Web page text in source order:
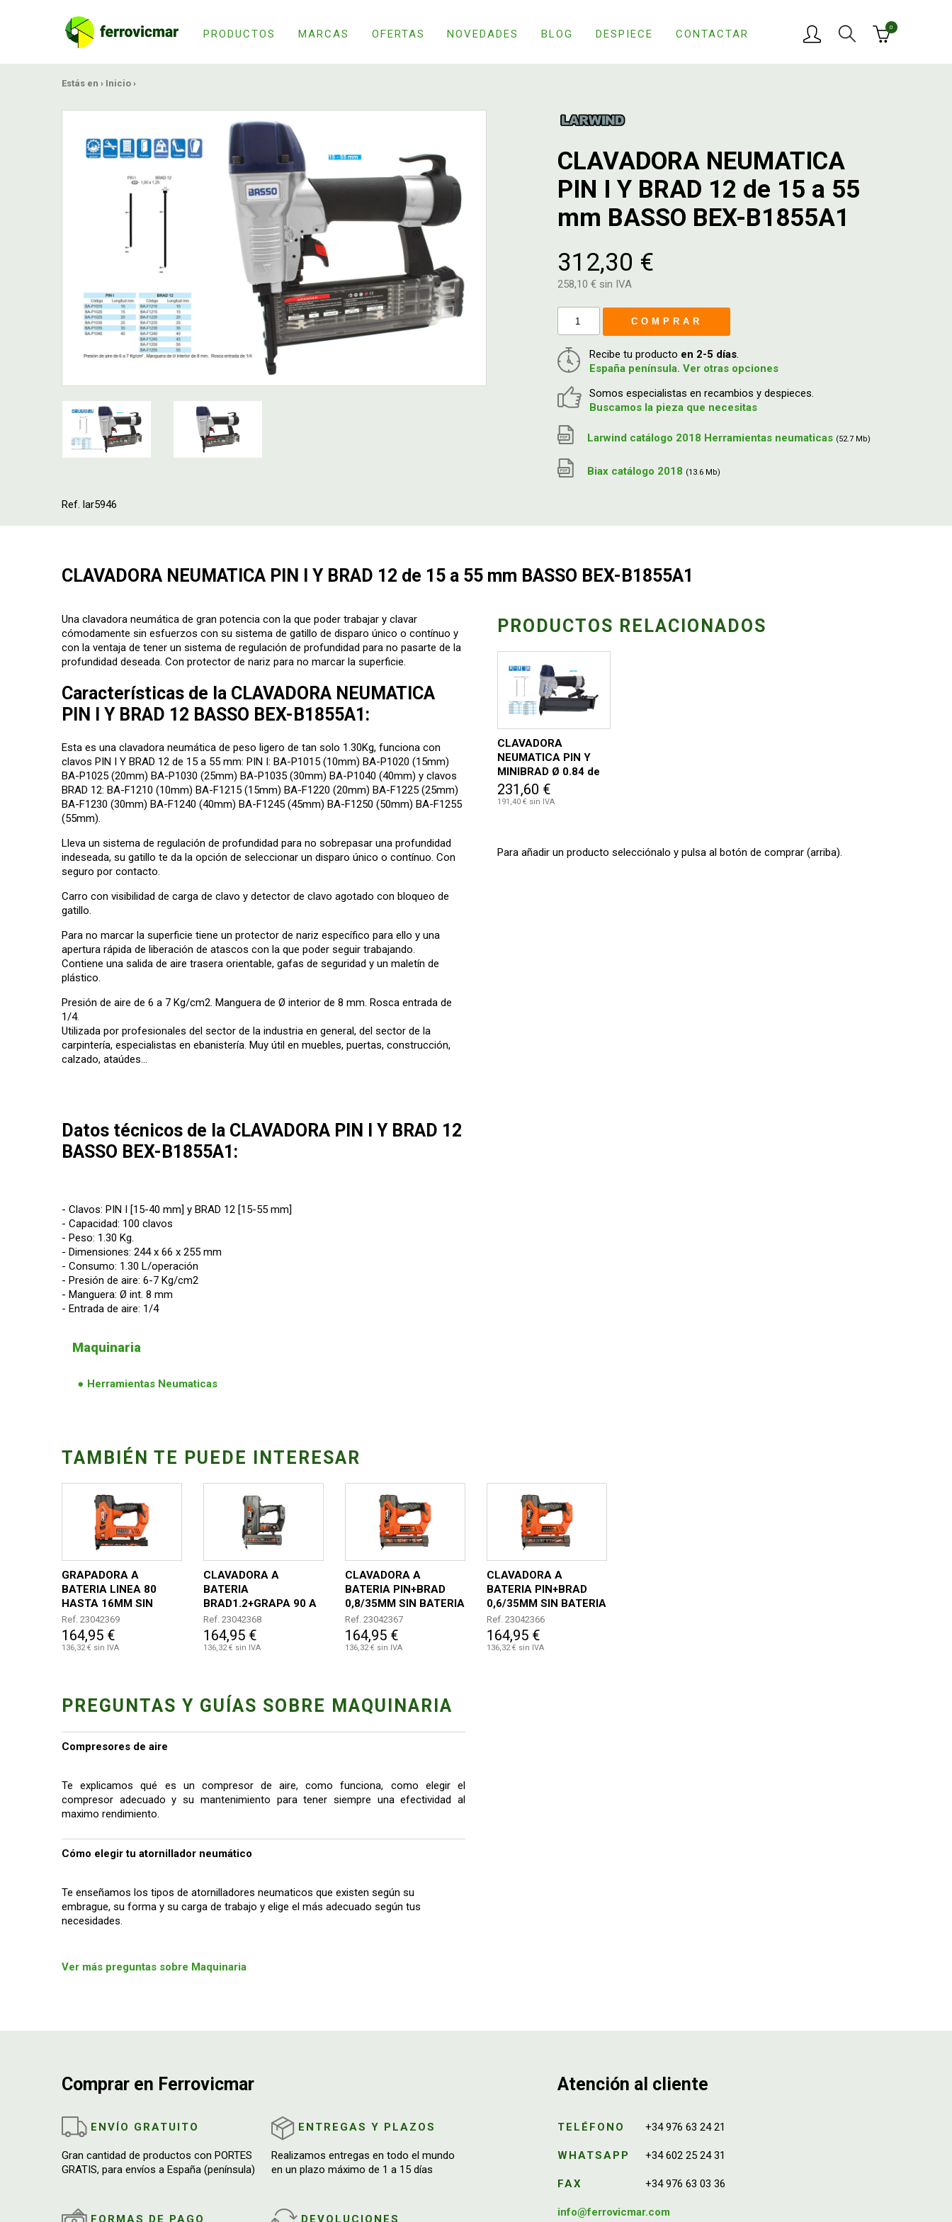
PRODUCTOS MARCAS OFERTAS NOVEDADES BLOG DESPIECE CONTACTAR
0
Estás en › Inicio ›
Ref. lar5946
CLAVADORA NEUMATICA
PIN I Y BRAD 12 de 15 a 55
mm BASSO BEX-B1855A1
312,30 €
258,10 € sin IVA
COMPRAR
Recibe tu producto en 2-5 días.
España península. Ver otras opciones
Somos especialistas en recambios y despieces.
Buscamos la pieza que necesitas
Larwind catálogo 2018 Herramientas neumaticas (52.7 Mb)
Biax catálogo 2018 (13.6 Mb)
CLAVADORA NEUMATICA PIN I Y BRAD 12 de 15 a 55 mm BASSO BEX-B1855A1
Una clavadora neumática de gran potencia con la que poder trabajar y clavar
cómodamente sin esfuerzos con su sistema de gatillo de disparo único o contínuo y
con la ventaja de tener un sistema de regulación de profundidad para no pasarte de la
profundidad deseada. Con protector de nariz para no marcar la superficie.
Características de la CLAVADORA NEUMATICA
PIN I Y BRAD 12 BASSO BEX-B1855A1:
Esta es una clavadora neumática de peso ligero de tan solo 1.30Kg, funciona con
clavos PIN I Y BRAD 12 de 15 a 55 mm: PIN I: BA-P1015 (10mm) BA-P1020 (15mm)
BA-P1025 (20mm) BA-P1030 (25mm) BA-P1035 (30mm) BA-P1040 (40mm) y clavos
BRAD 12: BA-F1210 (10mm) BA-F1215 (15mm) BA-F1220 (20mm) BA-F1225 (25mm)
BA-F1230 (30mm) BA-F1240 (40mm) BA-F1245 (45mm) BA-F1250 (50mm) BA-F1255
(55mm).
Lleva un sistema de regulación de profundidad para no sobrepasar una profundidad
indeseada, su gatillo te da la opción de seleccionar un disparo único o contínuo. Con
seguro por contacto.
Carro con visibilidad de carga de clavo y detector de clavo agotado con bloqueo de
gatillo.
Para no marcar la superficie tiene un protector de nariz específico para ello y una
apertura rápida de liberación de atascos con la que poder seguir trabajando.
Contiene una salida de aire trasera orientable, gafas de seguridad y un maletín de
plástico.
Presión de aire de 6 a 7 Kg/cm2. Manguera de Ø interior de 8 mm. Rosca entrada de
1/4.
Utilizada por profesionales del sector de la industria en general, del sector de la
carpintería, especialistas en ebanistería. Muy útil en muebles, puertas, construcción,
calzado, ataúdes...
Datos técnicos de la CLAVADORA PIN I Y BRAD 12
BASSO BEX-B1855A1:
- Clavos: PIN I [15-40 mm] y BRAD 12 [15-55 mm]
- Capacidad: 100 clavos
- Peso: 1.30 Kg.
- Dimensiones: 244 x 66 x 255 mm
- Consumo: 1.30 L/operación
- Presión de aire: 6-7 Kg/cm2
- Manguera: Ø int. 8 mm
- Entrada de aire: 1/4
Maquinaria
Herramientas Neumaticas
PRODUCTOS RELACIONADOS
CLAVADORA
NEUMATICA PIN Y
MINIBRAD Ø 0.84 de
15 a 45 mm BASSO
BEX-B2145A1
231,60 €
191,40 € sin IVA
Para añadir un producto selecciónalo y pulsa al botón de comprar (arriba).
TAMBIÉN TE PUEDE INTERESAR
GRAPADORA A
BATERIA LINEA 80
HASTA 16MM SIN
BATERIA NI
CARGADOR
Ref. 23042369
164,95 €
136,32 € sin IVA
CLAVADORA A
BATERIA
BRAD1.2+GRAPA 90 A
50MM SIN BATERIA NI
CARGADOR
Ref. 23042368
164,95 €
136,32 € sin IVA
CLAVADORA A
BATERIA PIN+BRAD
0,8/35MM SIN BATERIA
NI CARGADOR
Ref. 23042367
164,95 €
136,32 € sin IVA
CLAVADORA A
BATERIA PIN+BRAD
0,6/35MM SIN BATERIA
NI CARGADOR
Ref. 23042366
164,95 €
136,32 € sin IVA
PREGUNTAS Y GUÍAS SOBRE MAQUINARIA
Compresores de aire
Te explicamos qué es un compresor de aire, como funciona, como elegir el
compresor adecuado y su mantenimiento para tener siempre una efectividad al
maximo rendimiento.
Cómo elegir tu atornillador neumático
Te enseñamos los tipos de atornilladores neumaticos que existen según su
embrague, su forma y su carga de trabajo y elige el más adecuado según tus
necesidades.
Ver más preguntas sobre Maquinaria
Comprar en Ferrovicmar
ENVÍO GRATUITO
Gran cantidad de productos con PORTES
GRATIS, para envíos a España (península)
ENTREGAS Y PLAZOS
Realizamos entregas en todo el mundo
en un plazo máximo de 1 a 15 días
FORMAS DE PAGO DEVOLUCIONES
Atención al cliente
TELÉFONO +34 976 63 24 21
WHATSAPP +34 602 25 24 31
FAX +34 976 63 03 36
info@ferrovicmar.com